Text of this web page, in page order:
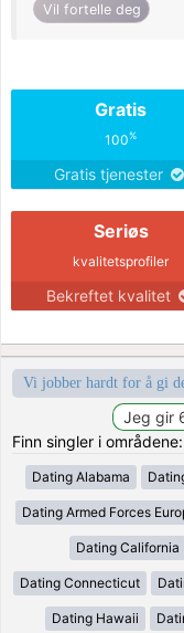
Vil fortelle deg
Gratis
100%
Gratis tjenester
Seriøs
kvalitetsprofiler
Bekreftet kvalitet
Vi jobber hardt for å gi
Finn singler i
Dating Alabama
Dating Armed Forces
Dating California
Dating Connecticut
Dating Hawaii